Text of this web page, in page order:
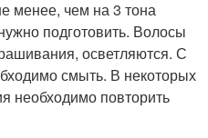
менее, чем на 3 тона
подготовить. Волосы
осветляются. С
смыть. В некоторых
необходимо повторить